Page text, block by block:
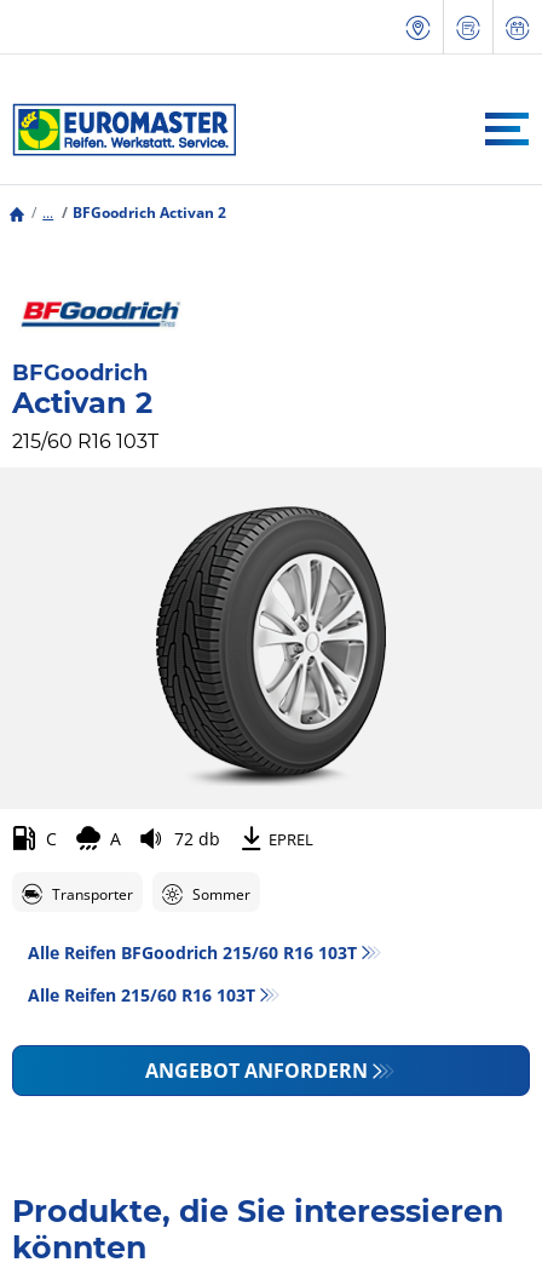
... BFGoodrich Activan 2
BFGoodrich
Activan 2
215/60 R16 103T
C A 72 db EPREL
Transporter Sommer
Alle Reifen BFGoodrich 215/60 R16 103T
Alle Reifen‎ 215/60 R16 103T
ANGEBOT ANFORDERN
Produkte, die Sie interessieren
könnten